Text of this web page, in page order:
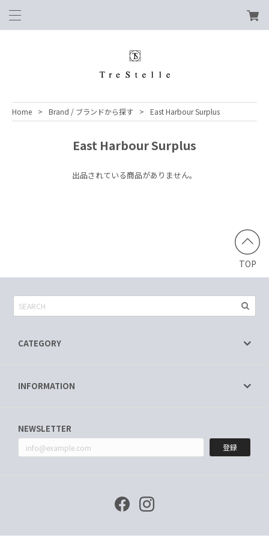
Home Brand / ブランドから探す East Harbour Surplus
East Harbour Surplus
出品されている商品がありません。
TOP
CATEGORY
INFORMATION
NEWSLETTER
登録